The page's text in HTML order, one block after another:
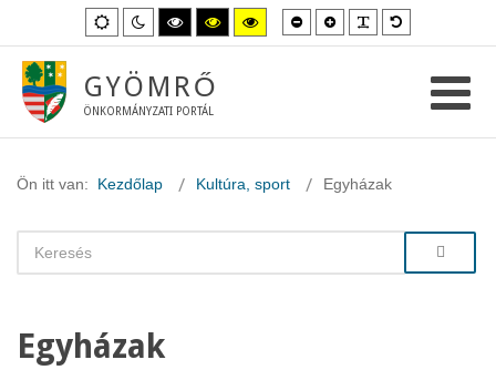
Alapértelmezett
mód
Éjszakai
mód
Magas
kontraszt
fekete-
mód.
Magas
kontraszt
fekete-
Magas
kontraszt
sárga-
Kisebb
betűméret
Nagyobb
betűméret
GYÖMRŐ
ÖNKORMÁNYZATI PORTÁL
Ön itt van: Kezdőlap Kultúra, sport Egyházak
Egyházak